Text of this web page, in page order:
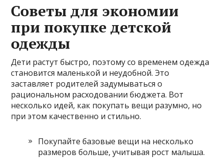
Советы для экономии
при покупке детской
одежды
Дети растут быстро, поэтому со временем одежда
становится маленькой и неудобной. Это
заставляет родителей задумываться о
рациональном расходовании бюджета. Вот
несколько идей, как покупать вещи разумно, но
при этом качественно и стильно.
Покупайте базовые вещи на несколько
размеров больше, учитывая рост малыша.